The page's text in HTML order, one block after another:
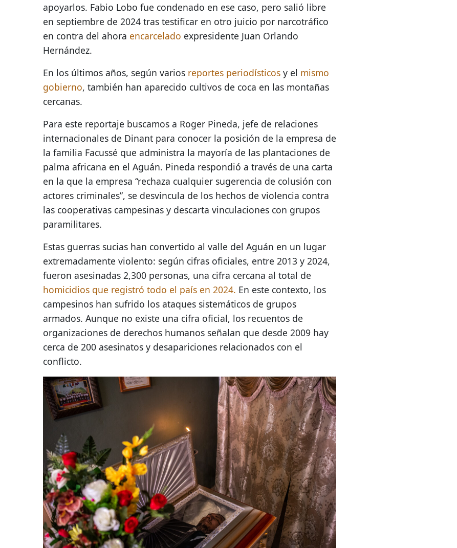
apoyarlos. Fabio Lobo fue condenado en ese caso, pero salió libre
en septiembre de 2024 tras testificar en otro juicio por narcotráfico
en contra del ahora encarcelado expresidente Juan Orlando
Hernández.
En los últimos años, según varios reportes periodísticosy el mismo
gobierno, también han aparecido cultivos de coca en las montañas
cercanas.
Para este reportaje buscamos a Roger Pineda, jefe de relaciones
internacionales de Dinant para conocer la posición de la empresa de
la familia Facussé que administra la mayoría de las plantaciones de
palma africana en el Aguán. Pineda respondió a través de una carta
en la que la empresa “rechaza cualquier sugerencia de colusión con
actores criminales”, se desvincula de los hechos de violencia contra
las cooperativas campesinas y descarta vinculaciones con grupos
paramilitares.
Estas guerras sucias han convertido al valle del Aguán en un lugar
extremadamente violento: según cifras oficiales, entre 2013 y 2024,
fueron asesinadas 2,300 personas, una cifra cercana al total de
homicidios que registró todo el país en 2024. En este contexto, los
campesinos han sufrido los ataques sistemáticos de grupos
armados. Aunque no existe una cifra oficial, los recuentos de
organizaciones de derechos humanos señalan que desde 2009 hay
cerca de 200 asesinatos y desapariciones relacionados con el
conflicto.